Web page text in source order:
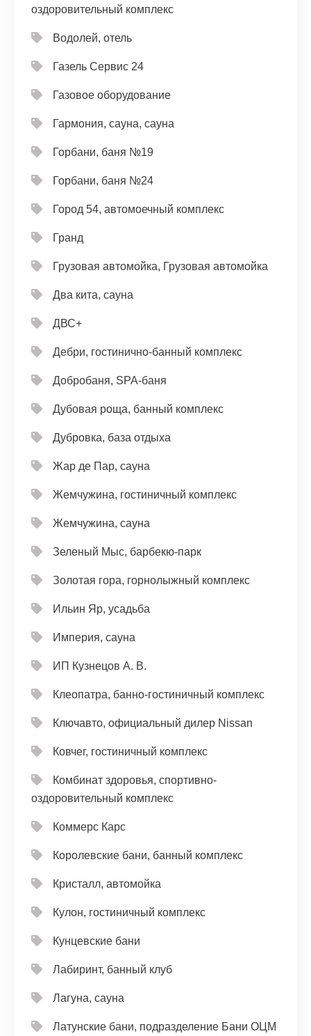
оздоровительный комплекс
Водолей, отель
Газель Сервис 24
Газовое оборудование
Гармония, сауна, сауна
Горбани, баня №19
Горбани, баня №24
Город 54, автомоечный комплекс
Гранд
Грузовая автомойка, Грузовая автомойка
Два кита, сауна
ДВС+
Дебри, гостинично-банный комплекс
Добробаня, SPA-баня
Дубовая роща, банный комплекс
Дубровка, база отдыха
Жар де Пар, сауна
Жемчужина, гостиничный комплекс
Жемчужина, сауна
Зеленый Мыс, барбекю-парк
Золотая гора, горнолыжный комплекс
Ильин Яр, усадьба
Империя, сауна
ИП Кузнецов А. В.
Клеопатра, банно-гостиничный комплекс
Ключавто, официальный дилер Nissan
Ковчег, гостиничный комплекс
Комбинат здоровья, спортивно-
оздоровительный комплекс
Коммерс Карс
Королевские бани, банный комплекс
Кристалл, автомойка
Кулон, гостиничный комплекс
Кунцевские бани
Лабиринт, банный клуб
Лагуна, сауна
Латунские бани, подразделение Бани ОЦМ